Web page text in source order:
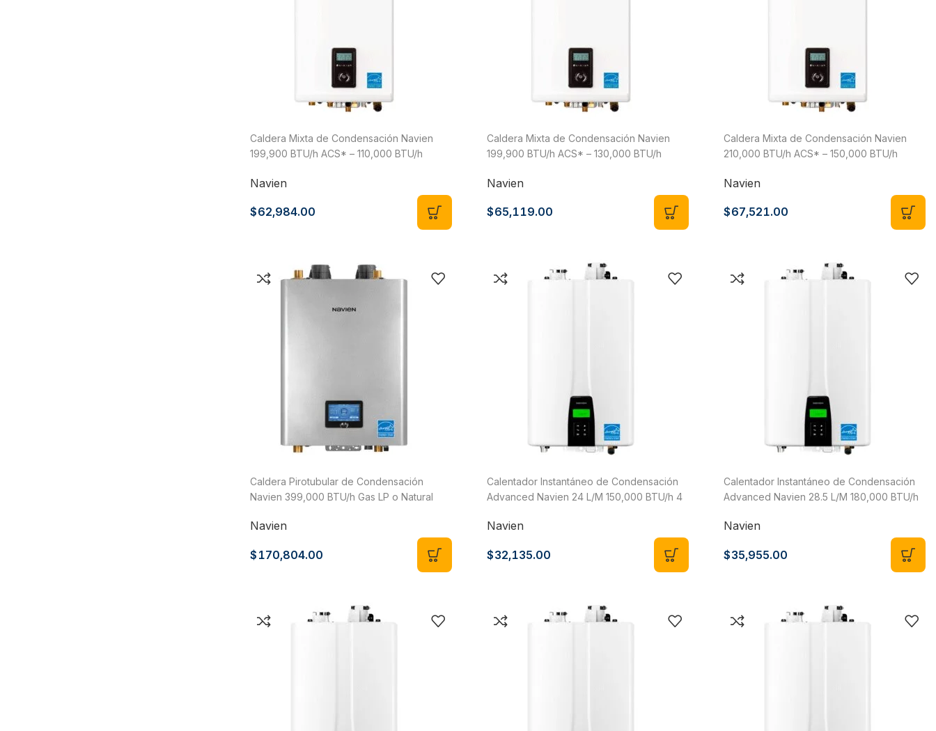
Caldera Mixta de Condensación Navien
199,900 BTU/h ACS* – 110,000 BTU/h
NCB-240/110H
Navien
$62,984.00
Caldera Mixta de Condensación Navien
199,900 BTU/h ACS* – 130,000 BTU/h
NCB-240/130H
Navien
$65,119.00
Caldera Mixta de Condensación Navien
210,000 BTU/h ACS* – 150,000 BTU/h
NCB-250/150H
Navien
$67,521.00
Caldera Pirotubular de Condensación
Navien 399,000 BTU/h Gas LP o Natural
Navien
$ 170,804.00
Calentador Instantáneo de Condensación
Advanced Navien 24 L/M 150,000 BTU/h 4
Navien
$32,135.00
Calentador Instantáneo de Condensación
Advanced Navien 28.5 L/M 180,000 BTU/h
Navien
$35,955.00